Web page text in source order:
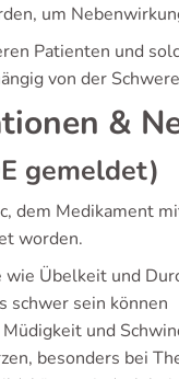
um
Patienten und
von der
&
gemeldet)
dem Medikament
worden.
Übelkeit und
schwer sein können
und
besonders bei